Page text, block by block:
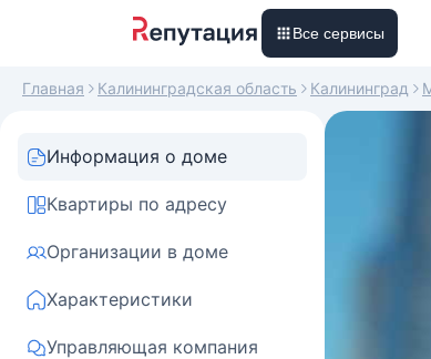
Все сервисы
Главная Калининградская область Калининград
Информация о доме
Квартиры по адресу
Организации в доме
Характеристики
Управляющая компания